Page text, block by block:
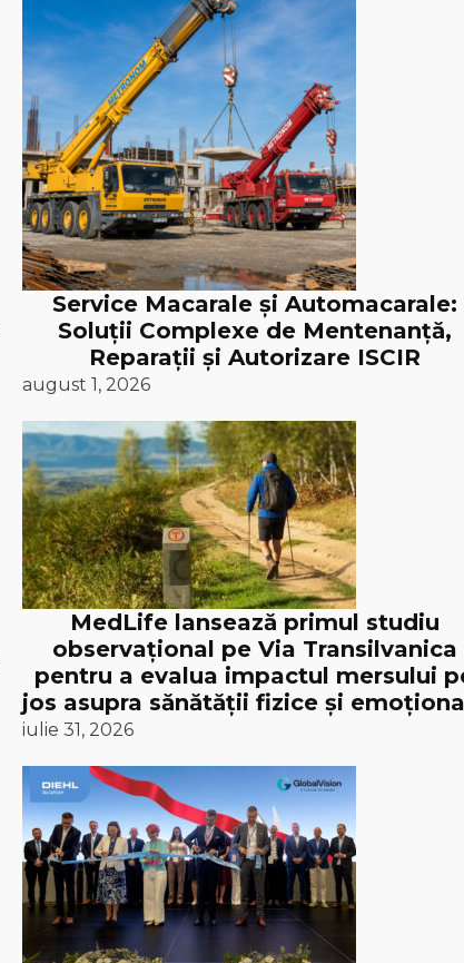
Service Macarale și Automacarale:
Soluții Complexe de Mentenanță,
Reparații și Autorizare ISCIR
august 1, 2026
MedLife lansează primul studiu
observațional pe Via Transilvanica
pentru a evalua impactul mersului
jos asupra sănătății fizice și
iulie 31, 2026